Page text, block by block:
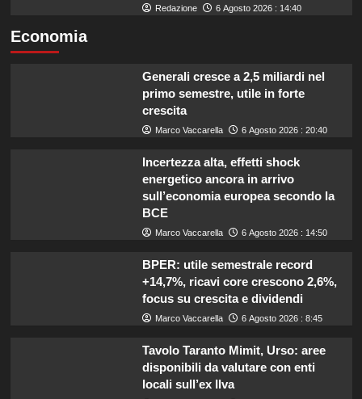
Redazione 6 Agosto 2026 : 14:40
Economia
Generali cresce a 2,5 miliardi nel
primo semestre, utile in forte
crescita
Marco Vaccarella 6 Agosto 2026 : 20:40
Incertezza alta, effetti shock
energetico ancora in arrivo
sull’economia europea secondo la
BCE
Marco Vaccarella 6 Agosto 2026 : 14:50
BPER: utile semestrale record
+14,7%, ricavi core crescono 2,6%,
focus su crescita e dividendi
Marco Vaccarella 6 Agosto 2026 : 8:45
Tavolo Taranto Mimit, Urso: aree
disponibili da valutare con enti
locali sull’ex Ilva